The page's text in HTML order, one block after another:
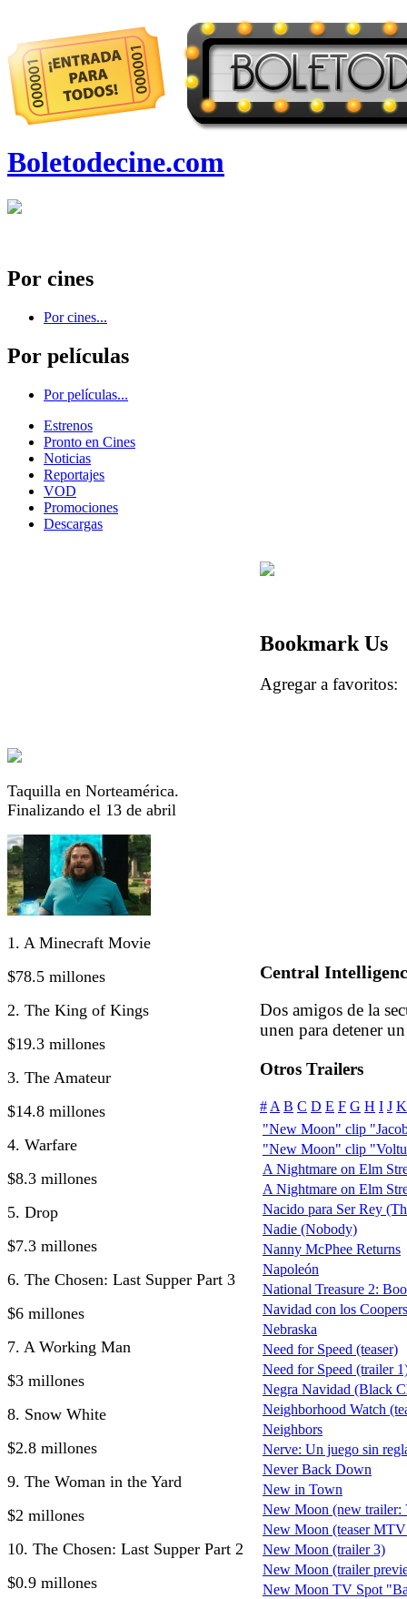
Boletodecine.com
Por cines
Por cines...
Por películas
Por películas...
Estrenos
Pronto en Cines
Noticias
Reportajes
VOD
Promociones
Descargas
Taquilla en Norteamérica.
Finalizando el 13 de abril
1. A Minecraft Movie
$78.5 millones
2. The King of Kings
$19.3 millones
3. The Amateur
$14.8 millones
4. Warfare
$8.3 millones
5. Drop
$7.3 millones
6. The Chosen: Last Supper Part 3
$6 millones
7. A Working Man
$3 millones
8. Snow White
$2.8 millones
9. The Woman in the Yard
$2 millones
10. The Chosen: Last Supper Part 2
$0.9 millones
Bookmark Us
Agregar a
Central
Dos amigos de la
unen para detener
Otros Trailers
# A B C D E F G H I J K
"New Moon" clip
"New Moon" clip
A Nightmare on Elm
A Nightmare on Elm
Nacido para Ser Rey
Nadie (Nobody)
Nanny McPhee Returns
Napoleón
National Treasure 2:
Navidad con los
Nebraska
Need for Speed (teaser)
Need for Speed (trailer
Negra Navidad (Black
Neighborhood Watch
Neighbors
Nerve: Un juego sin
Never Back Down
New in Town
New Moon (new trailer:
New Moon (teaser
New Moon (trailer 3)
New Moon (trailer
New Moon TV Spot